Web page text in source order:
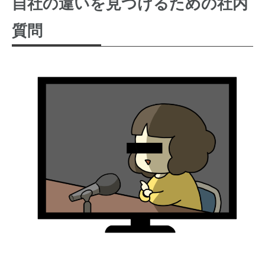
自社の違いを見つけるための社内
質問